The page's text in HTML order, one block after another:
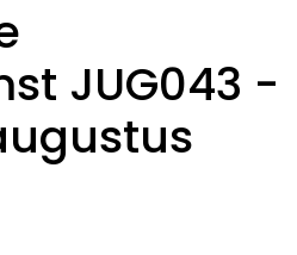
JUG043 -